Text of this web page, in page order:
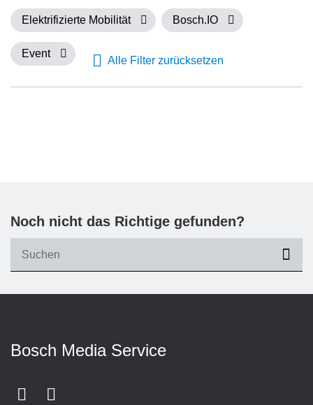
Elektrifizierte Mobilität Bosch.IO
Event
Alle Filter zurücksetzen
Noch nicht das Richtige gefunden?
Bosch Media Service